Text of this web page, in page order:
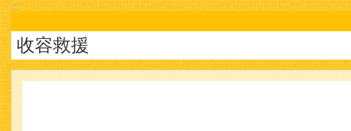
:::
收容救援